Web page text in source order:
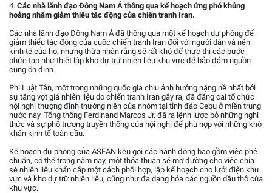
4. Các nhà lãnh đạo Đông Nam Á thông qua kế hoạch ứng phó khủng
hoảng nhằm giảm thiểu tác động của chiến tranh Iran.
Các nhà lãnh đạo Đông Nam Á đã thông qua một kế hoạch dự phòng để
giảm thiểu tác động của cuộc chiến tranh Iran đối với người dân và nền
kinh tế của họ, nhưng thừa nhận rằng sẽ rất khó để thực thi các bước
phức tạp như thiết lập kho dự trữ nhiên liệu khu vực để bảo đảm nguồn
cung ổn định.
Phi Luật Tân, một trong những quốc gia chịu ảnh hưởng nặng nề nhất bởi
sự tăng vọt giá nhiên liệu do chiến tranh Iran gây ra, đã đăng cai tổ chức
hội nghị thượng đỉnh thường niên của nhóm tại tỉnh đảo Cebu ở miền trung
nước này. Tổng thống Ferdinand Marcos Jr. đã ra lệnh lược bỏ những nghi
thức và sự phô trương truyền thống của hội nghị để phù hợp với những khó
khăn kinh tế toàn cầu.
Kế hoạch dự phòng của ASEAN kêu gọi các hành động bao gồm việc phê
chuẩn, có thể trong năm nay, một thỏa thuận sẽ mở đường cho việc chia
sẻ nhiên liệu khẩn cấp một cách phối hợp, lập kế hoạch cho lưới điện khu
vực và kho dự trữ nhiên liệu, cũng như đa dạng hóa các nguồn dầu thô của
khu vực.